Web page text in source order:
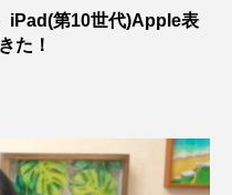
iPad(第10世代)Apple表
た！